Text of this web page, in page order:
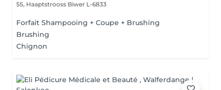
55, Haaptstrooss Biwer L-6833
Forfait Shampooing + Coupe + Brushing
Brushing
Chignon